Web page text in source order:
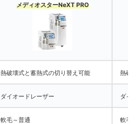
メディオスターNeXT PRO
熱破壊式と蓄熱式の切り替え可能 熱破
ダイオードレーザー ダイ
軟毛～普通 軟毛